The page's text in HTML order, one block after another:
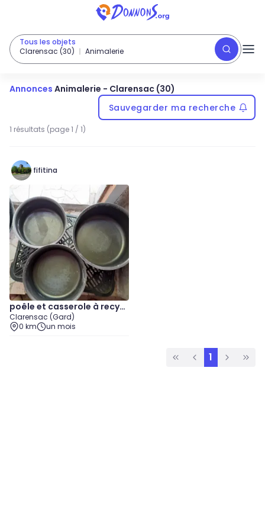
Tous les objets
Clarensac (30)
Animalerie
Annonces Animalerie - Clarensac (30)
Sauvegarder ma recherche
1 résultats (page 1 / 1)
fifitina
poêle et casserole à recycl
er
Clarensac (Gard)
0 km
un mois
1